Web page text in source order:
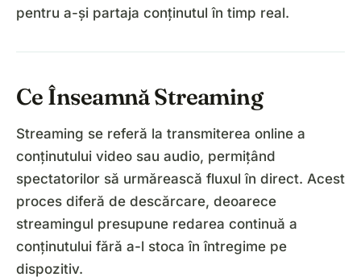
pentru a-și partaja conținutul în timp real.
Ce Înseamnă Streaming
Streaming se referă la transmiterea online a
conținutului video sau audio, permițând
spectatorilor să urmărească fluxul în direct. Acest
proces diferă de descărcare, deoarece
streamingul presupune redarea continuă a
conținutului fără a-l stoca în întregime pe
dispozitiv.